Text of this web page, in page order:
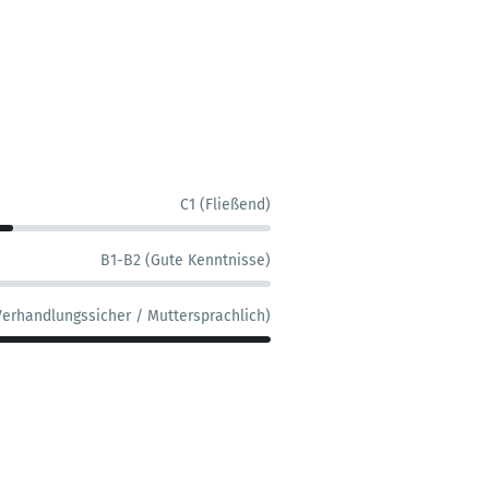
C1 (Fließend)
B1-B2 (Gute Kenntnisse)
/ Muttersprachlich)